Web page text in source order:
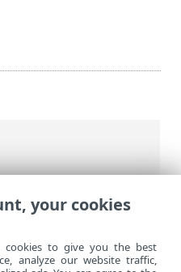
>ESET PROTECT
administración
your cookies
cookies to give you the best
analyze our website traffic,